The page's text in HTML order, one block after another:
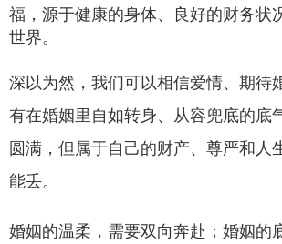
福，源于健康的身体、良好的财务状
世界。
深以为然，我们可以相信爱情、期待
有在婚姻里自如转身、从容兜底的底
圆满，但属于自己的财产、尊严和人
能丢。
婚姻的温柔，需要双向奔赴；婚姻的